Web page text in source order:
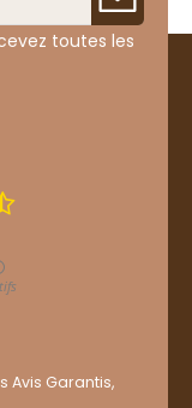
toutes les
Garantis,